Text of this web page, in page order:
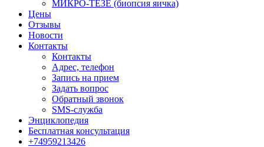
МИКРО-ТЕЗЕ (биопсия яичка)
Цены
Отзывы
Новости
Контакты
Контакты
Адрес, телефон
Запись на прием
Задать вопрос
Обратный звонок
SMS-служба
Энциклопедия
Бесплатная консультация
+74959213426